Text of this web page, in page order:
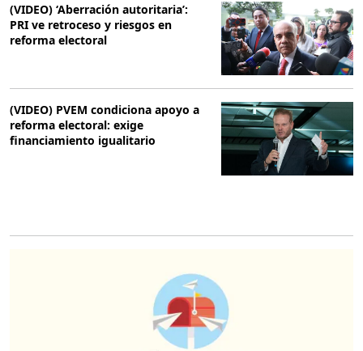
(VIDEO) ‘Aberración autoritaria’:
PRI ve retroceso y riesgos en
reforma electoral
(VIDEO) PVEM condiciona apoyo a
reforma electoral: exige
financiamiento igualitario